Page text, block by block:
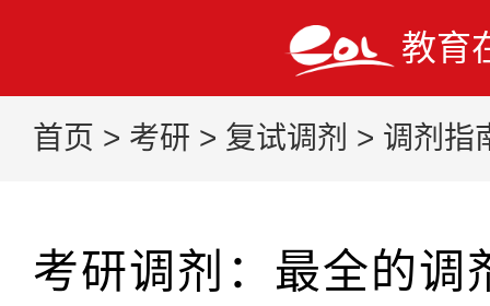
教育
首页 > 考研 > 复试调剂 > 调剂指
考研调剂：最全的调